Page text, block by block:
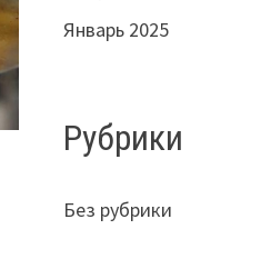
Январь 2025
Рубрики
Без рубрики